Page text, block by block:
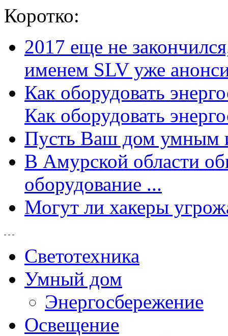
Коротко:
2017 еще не
именем SLV уже
Как оборудовать
Как оборудовать
Пусть Ваш дом умным
В Амурской области
оборудование ...
Могут ли хакеры
Светотехника
Умный дом
Энергосбережение
Освещение